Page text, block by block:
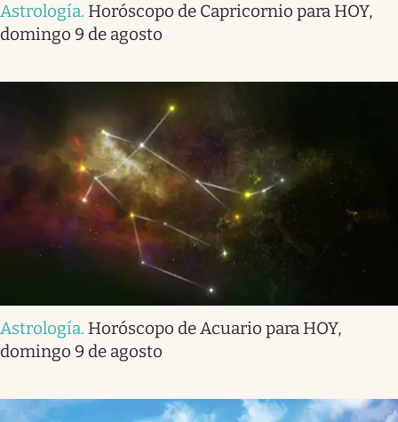
Astrología. Horóscopo de Capricornio para HOY,
domingo 9 de agosto
Astrología. Horóscopo de Acuario para HOY,
domingo 9 de agosto